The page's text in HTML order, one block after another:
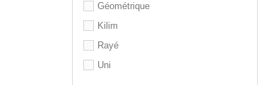
Géométrique
Kilim
Rayé
Uni